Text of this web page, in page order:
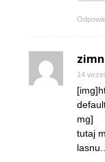
14
mg]
tutaj